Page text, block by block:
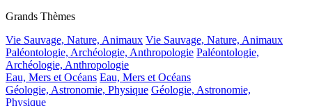
Grands Thèmes
Vie Sauvage, Nature, Animaux Vie Sauvage, Nature, Animaux
Paléontologie, Archéologie, Anthropologie Paléontologie,
Archéologie, Anthropologie
Eau, Mers et Océans Eau, Mers et Océans
Géologie, Astronomie, Physique Géologie, Astronomie,
Physique